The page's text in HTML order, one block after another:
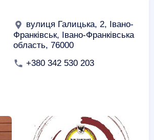
.net
Курси Архікад
Курси в'язання
вулиця Галицька, 2, Івано-
Франківськ, Івано-Франківська
область, 76000
+380 342 530 203